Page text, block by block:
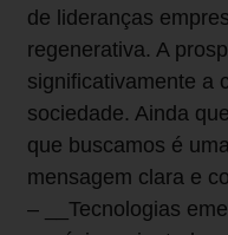
de lideranças
regenerativa. A
significativamente a
sociedade. Ainda
que buscamos é
mensagem clara e
– __Tecnologias